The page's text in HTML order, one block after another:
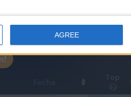
AGREE
Buscar:
Top